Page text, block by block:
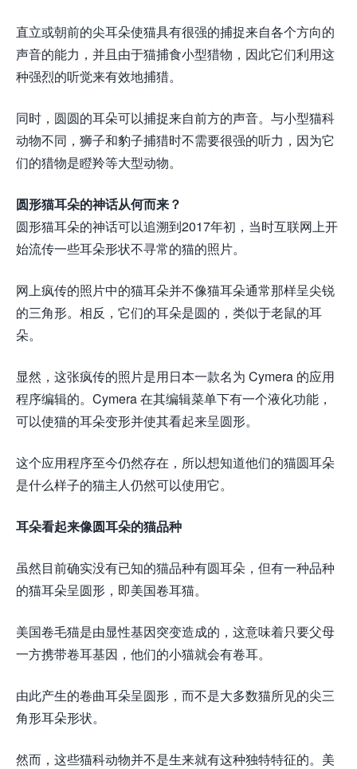
直立或朝前的尖耳朵使猫具有很强的捕捉来自各个方向的
声音的能力，并且由于猫捕食小型猎物，因此它们利用这
种强烈的听觉来有效地捕猎。
同时，圆圆的耳朵可以捕捉来自前方的声音。与小型猫科
动物不同，狮子和豹子捕猎时不需要很强的听力，因为它
们的猎物是瞪羚等大型动物。
圆形猫耳朵的神话从何而来？
圆形猫耳朵的神话可以追溯到2017年初，当时互联网上开
始流传一些耳朵形状不寻常的猫的照片。
网上疯传的照片中的猫耳朵并不像猫耳朵通常那样呈尖锐
的三角形。相反，它们的耳朵是圆的，类似于老鼠的耳
朵。
显然，这张疯传的照片是用日本一款名为 Cymera 的应用
程序编辑的。Cymera 在其编辑菜单下有一个液化功能，
可以使猫的耳朵变形并使其看起来呈圆形。
这个应用程序至今仍然存在，所以想知道他们的猫圆耳朵
是什么样子的猫主人仍然可以使用它。
耳朵看起来像圆耳朵的猫品种
虽然目前确实没有已知的猫品种有圆耳朵，但有一种品种
的猫耳朵呈圆形，即美国卷耳猫。
美国卷毛猫是由显性基因突变造成的，这意味着只要父母
一方携带卷耳基因，他们的小猫就会有卷耳。
由此产生的卷曲耳朵呈圆形，而不是大多数猫所见的尖三
角形耳朵形状。
然而，这些猫科动物并不是生来就有这种独特特征的。美